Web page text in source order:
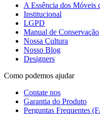
A Essência dos Móveis
Institucional
LGPD
Manual de Conservação
Nossa Cultura
Nosso Blog
Designers
Como podemos ajudar
Contate nos
Garantia do Produto
Perguntas Frequentes